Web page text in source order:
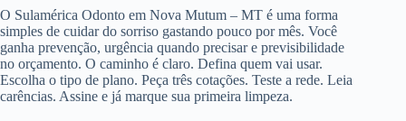
O Sulamérica Odonto em Nova Mutum – MT é uma forma
simples de cuidar do sorriso gastando pouco por mês. Você
ganha prevenção, urgência quando precisar e previsibilidade
no orçamento. O caminho é claro. Defina quem vai usar.
Escolha o tipo de plano. Peça três cotações. Teste a rede. Leia
carências. Assine e já marque sua primeira limpeza.